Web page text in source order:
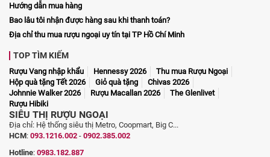
Hướng dẫn mua hàng
Bao lâu tôi nhận được hàng sau khi thanh toán?
Địa chỉ thu mua rượu ngoại uy tín tại TP Hồ Chí Minh
TOP TÌM KIẾM
Rượu Vang nhập khẩu Hennessy 2026
Thu mua Rượu Ngoại
Hộp quà tặng Tết 2026
Giỏ quà tặng
Chivas 2026
Johnnie Walker 2026
Rượu Macallan 2026
The Glenlivet
Rượu Hibiki
SIÊU THỊ RƯỢU NGOẠI
Địa chỉ: Hệ thống siêu thị Metro, Coopmart, Big C...
HCM: 093.1216.002 - 0902.385.002
Hotline: 0983.182.887